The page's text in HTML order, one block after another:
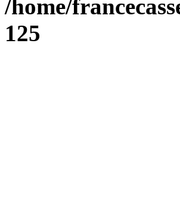
/home/
125